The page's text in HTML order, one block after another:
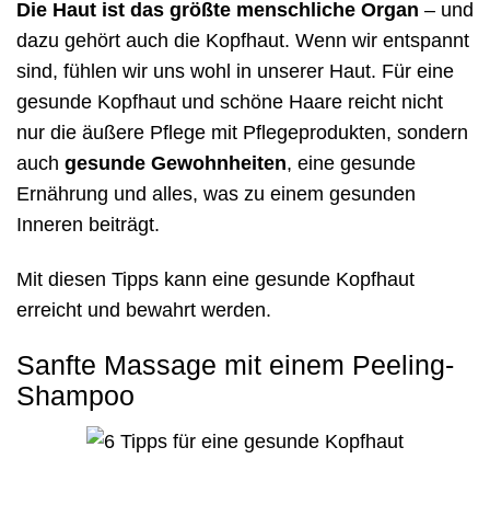
Die Haut ist das größte menschliche Organ – und
dazu gehört auch die Kopfhaut. Wenn wir entspannt
sind, fühlen wir uns wohl in unserer Haut. Für eine
gesunde Kopfhaut und schöne Haare reicht nicht
nur die äußere Pflege mit Pflegeprodukten, sondern
auch gesunde Gewohnheiten, eine gesunde
Ernährung und alles, was zu einem gesunden
Inneren beiträgt.
Mit diesen Tipps kann eine gesunde Kopfhaut
erreicht und bewahrt werden.
Sanfte Massage mit einem Peeling-
Shampoo